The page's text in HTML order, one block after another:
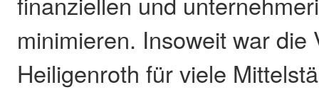
minimieren. Insoweit war die
Heiligenroth für viele